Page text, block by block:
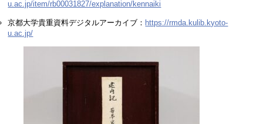
u.ac.jp/item/rb00031827/explanation/kennaiki
京都大学貴重資料デジタルアーカイブ： https://rmda.kulib.kyoto-
u.ac.jp/